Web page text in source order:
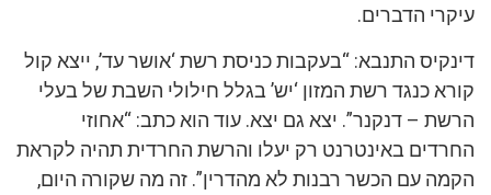
עיקרי הדברים.
דינקיס התנבא: “בעקבות כניסת רשת ‘אושר עד’, ייצא קול
קורא כנגד רשת המזון ‘יש’ בגלל חילולי השבת של בעלי
הרשת – דנקנר”. יצא גם יצא. עוד הוא כתב: “אחוזי
החרדים באינטרנט רק יעלו והרשת החרדית תהיה לקראת
הקמה עם הכשר רבנות לא מהדרין”. זה מה שקורה היום,